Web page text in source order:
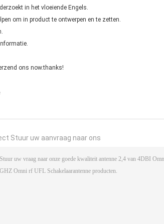
in het vloeiende Engels.
om in product te ontwerpen en te zetten.
ons now.thanks!
Stuur uw aanvraag naar ons